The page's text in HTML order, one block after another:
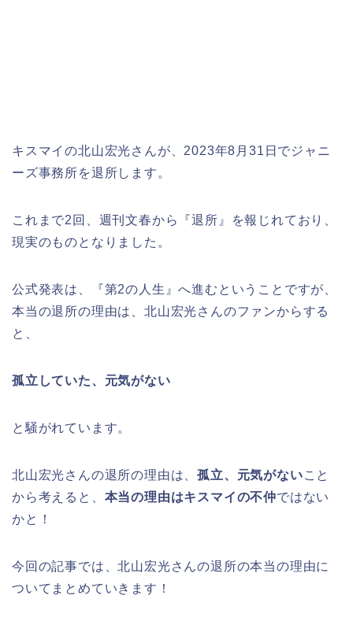
キスマイの北山宏光さんが、2023年8月31日でジャニ
ーズ事務所を退所します。
これまで2回、週刊文春から『退所』を報じれており、
現実のものとなりました。
公式発表は、『第2の人生』へ進むということですが、
本当の退所の理由は、北山宏光さんのファンからする
と、
孤立していた、元気がない
と騒がれています。
北山宏光さんの退所の理由は、孤立、元気がないこと
から考えると、 本当の理由はキスマイの不仲ではない
かと！
今回の記事では、北山宏光さんの退所の本当の理由に
ついてまとめていきます！